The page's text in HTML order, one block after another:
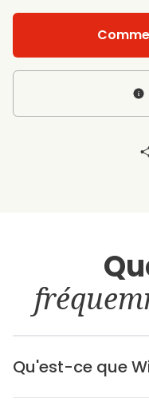
Qu'est-ce que